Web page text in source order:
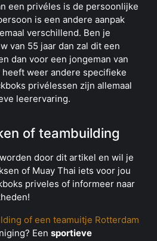
een privéles is de persoonlijke
is een andere aanpak
verschillend. Ben je
van 55 jaar dan zal dit een
dan voor een jongeman van
weer andere specifieke
privélessen zijn allemaal
leerervaring.
of teambuilding
door dit artikel en wil je
of Muay Thai iets voor jou
priveles of informeer naar
of een teamuitje Rotterdam
Een sportieve